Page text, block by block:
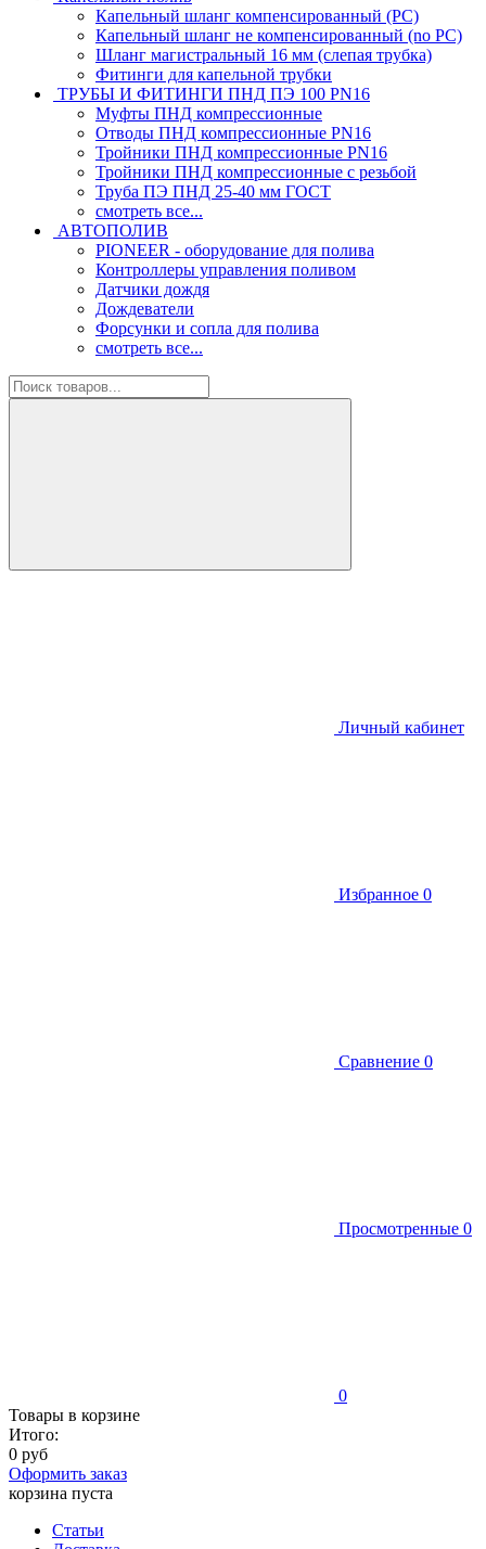
Капельный шланг компенсированный (PC)
Капельный шланг не компенсированный (no PC)
Шланг магистральный 16 мм (слепая трубка)
Фитинги для капельной трубки
ТРУБЫ И ФИТИНГИ ПНД ПЭ 100 PN16
Муфты ПНД компрессионные
Отводы ПНД компрессионные PN16
Тройники ПНД компрессионные PN16
Тройники ПНД компрессионные с резьбой
Труба ПЭ ПНД 25-40 мм ГОСТ
смотреть все...
АВТОПОЛИВ
PIONEER - оборудование для полива
Контроллеры управления поливом
Датчики дождя
Дождеватели
Форсунки и сопла для полива
смотреть все...
Личный кабинет
Избранное 0
Сравнение 0
Просмотренные 0
0
Товары в корзине
Итого:
0 руб
Оформить заказ
корзина пуста
Статьи